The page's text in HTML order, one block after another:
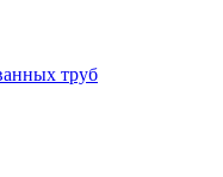
труб